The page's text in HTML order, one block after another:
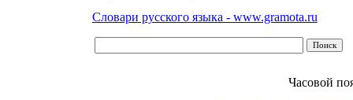
Словари русского языка - www.gramota.ru
Часовой